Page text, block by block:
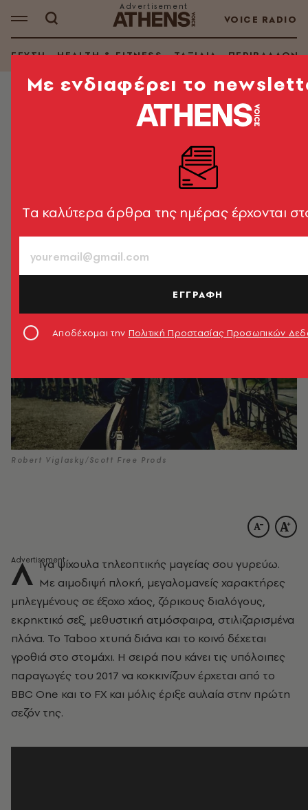
VOICE RADIO
ΓΕΥΣΗ HEALTH & FITNESS ΤΑΞΙΔΙΑ ΠΕΡΙΒΑΛΛΟΝ
H νέα σειρά του Tom Hardy γρονθοκοπεί την ανιαρή
τηλεόραση
Δημήτρης Καραθάνος
18.03.2017, 21:11
Robert Viglasky/Scott Free Prods
Λ ίγα ψίχουλα τηλεοπτικής μαγείας σου γυρεύω.
Με αιμοδιψή πλοκή, μεγαλομανείς χαρακτήρες
μπλεγμένους σε έξοχο χάος, ζόρικους διαλόγους,
εκρηκτικό σεξ, μεθυστική ατμόσφαιρα, στιλιζαρισμένα
πλάνα. Το Taboo χτυπά διάνα και το κοινό δέχεται
γροθιά στο στομάχι. Η σειρά που κάνει τις υπόλοιπες
παραγωγές του 2017 να κοκκινίζουν έρχεται από το
BBC Οne και το FX και μόλις έριξε αυλαία στην πρώτη
σεζόν της.
Mε ενδιαφέρει το
Tα καλύτερα άρθρα της ημέρας έρχονται
ΕΓΓΡΑΦΗ
Αποδέχομαι την Πολιτική Προστασίας Προσωπικών